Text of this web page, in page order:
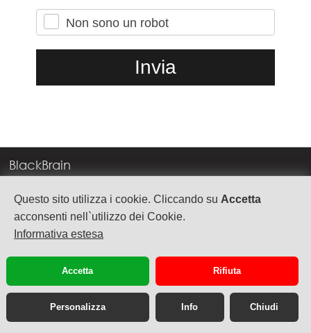
Questo sito utilizza i cookie. Cliccando su Accetta
acconsenti nell`utilizzo dei Cookie.
Informativa estesa
Accetta Rifiuta
Personalizza Info Chiudi
Non sono un robot
BlackBrain
Corso Milano, 83
37138 Verona
info@blackbrain.it
TEL. +39 045 575888
P.Iva 03992340236